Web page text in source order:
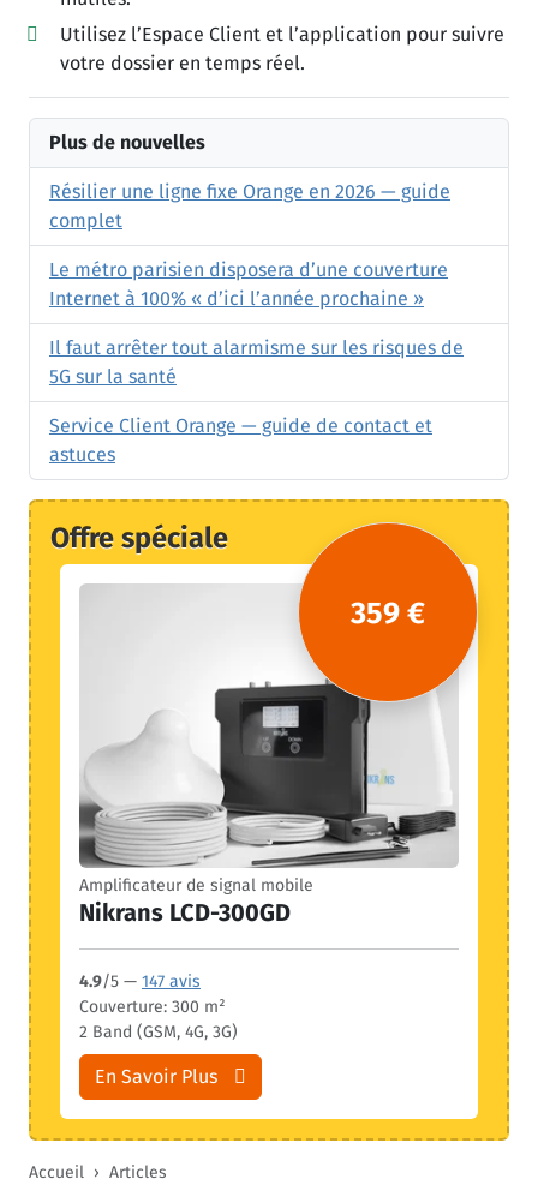
Utilisez l’Espace Client et l’application pour suivre
votre dossier en temps réel.
Plus de nouvelles
Résilier une ligne fixe Orange en 2026 — guide
complet
Le métro parisien disposera d’une couverture
Internet à 100% « d’ici l’année prochaine »
Il faut arrêter tout alarmisme sur les risques de
5G sur la santé
Service Client Orange — guide de contact et
astuces
Offre spéciale
Amplificateur de signal mobile
Nikrans LCD-300GD
4.9/5 — 147 avis
Couverture: 300 m²
2 Band (GSM, 4G, 3G)
En Savoir Plus
359 €
Accueil
Articles